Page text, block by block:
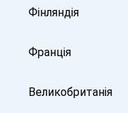
Фінляндія
Франція
Великобританія